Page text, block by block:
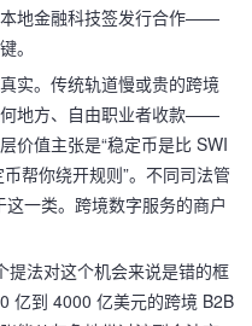
本地金融科技签发行合作——
。
实。传统轨道慢或贵的跨境
地方、自由职业者收款——
价值主张是“稳定币是比 SWI
帮你绕开规则”。不同司法管
一类。跨境数字服务的商户
提法对这个机会来说是错的框
亿到 4000 亿美元的跨境 B2B